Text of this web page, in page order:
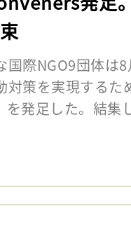
際NGO9団体は
対策を実現する
を発足した。結集